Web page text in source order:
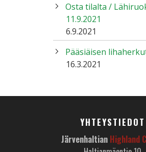
Osta tilalta /
11.9.2021
6.9.2021
Pääsiäisen
16.3.2021
YHTEYSTIEDOT
Järvenhaltian Highland